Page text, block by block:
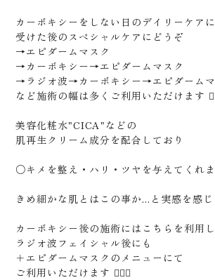
カーボキシーをしない日のデイリーケアに
受けた後のスペシャルケアにどうぞ
→エピダームマスク
→カーボキシー→エピダームマスク
→ラジオ波→カーボキシー→エピダームマ
など施術の幅は多くご利用いただけます
美容化粧水"CICA"などの
肌再生クリーム成分を配合しており
○キメを整え・ハリ・ツヤを与えてくれ
きめ細かな肌とはこの事か...と実感を感
カーボキシー後の施術にはこちらを利用
ラジオ波フェイシャル後にも
＋エピダームマスクのメニューにて
ご利用いただけます 🙋🏻‍♂️